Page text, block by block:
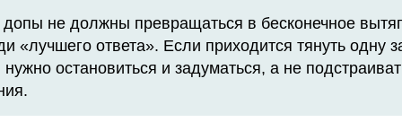
не должны превращаться в бесконечное
«лучшего ответа». Если приходится тянуть одну
нужно остановиться и задуматься, а не